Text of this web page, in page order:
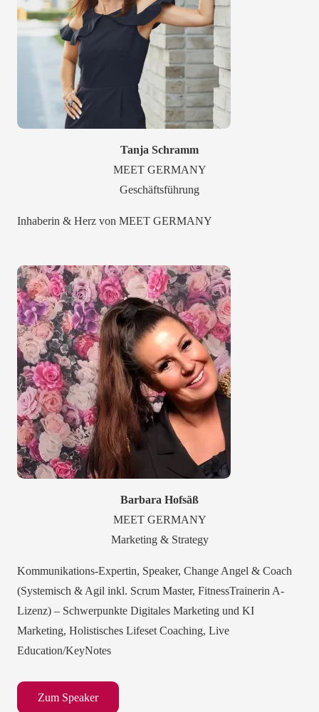
Tanja Schramm
MEET GERMANY
Geschäftsführung
Inhaberin & Herz von MEET GERMANY
Barbara Hofsäß
MEET GERMANY
Marketing & Strategy
Kommunikations-Expertin, Speaker, Change Angel & Coach
(Systemisch & Agil inkl. Scrum Master, FitnessTrainerin A-
Lizenz) – Schwerpunkte Digitales Marketing und KI
Marketing, Holistisches Lifeset Coaching, Live
Education/KeyNotes
Zum Speaker